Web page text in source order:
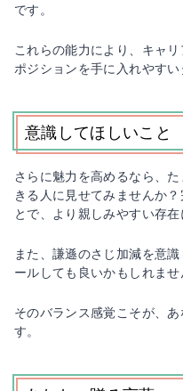
です。
これらの能力により、キャ
ポジションを手に入れやすい
意識してほしいこと
さらに魅力を高めるなら、
きる人に見せてみませんか
とで、より親しみやすい存在
また、謙遜のさじ加減を意
ールしても良いかもしれませ
そのバランス感覚こそが、
す。